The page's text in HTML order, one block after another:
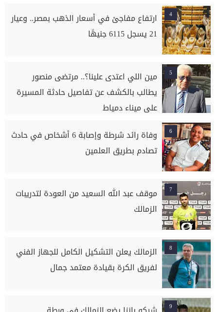
4
ارتفاع مفاجئ في أسعار الذهب بمصر.. وعيار
21 يسجل 6115 جنيهًا
5
مين اللي اعتدى علينا؟.. مرتضى منصور
يطالب بالكشف عن تفاصيل حادثة المسيرة
على ميناء دمياط
6
وفاة رائد شرطة وإصابة 6 أشخاص في حادث
تصادم بطريق العلمين
7
موقف عبد الله السعيد من العودة لتدريبات
الزمالك
8
الزمالك يعلن التشكيل الكامل للجهاز الفني
لفريق الكرة بقيادة معتمد جمال
9